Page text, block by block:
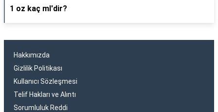
1 oz kaç ml'dir?
Hakkımızda
Gizlilik Politikası
Kullanıcı Sözleşmesi
Telif Hakları ve Alıntı
Sorumluluk Reddi